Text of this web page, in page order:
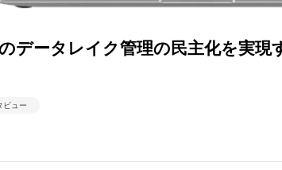
データレイク管理の民主化を実現
ビュー